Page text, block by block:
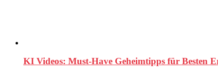
KI Videos: Must-Have Geheimtipps für Besten